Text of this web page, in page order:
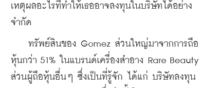
เหตุผลอะไรที่ทำให้เธออาจลงทุนในบริษัทได้อย่าง
จำกัด
ทรัพย์สินของ Gomez ส่วนใหญ่มาจากการถือ
หุ้นกว่า 51% ในแบรนด์เครื่องสำอาง Rare Beauty
ส่วนผู้ถือหุ้นอื่นๆ ซึ่งเป็นที่รู้จัก ได้แก่ บริษัทลงทุน